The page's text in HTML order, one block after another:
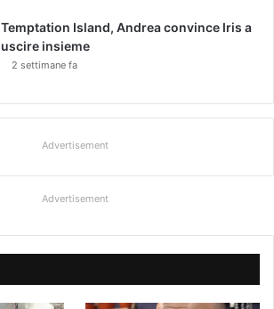
Temptation Island, Andrea convince Iris a
uscire insieme
2 settimane fa
Advertisement
Advertisement